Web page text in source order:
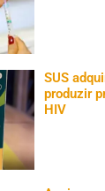
SUS
produzir
HIV